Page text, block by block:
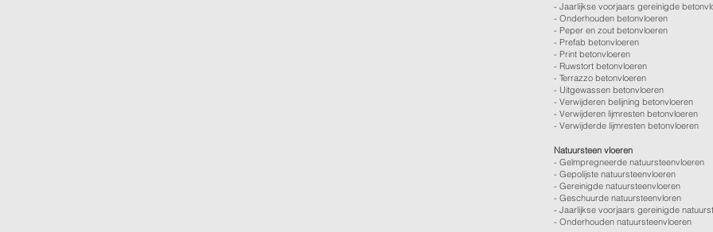
-Jaarlijkse voorjaars gereinigde
-Onderhouden betonvloeren
- Peper en zout betonvloeren
- Prefab betonvloeren
- Print betonvloeren
- Ruwstort betonvloeren
-Terrazzo betonvloeren
- Uitgewassen betonvloeren
-Verwijderen belijning betonvloeren
-Verwijderen lijmresten betonvloeren
- Verwijderde lijmresten betonvloeren
Natuursteen vloeren
- Geïmpregneerde natuursteenvloeren
- Gepolijste natuursteenvloeren
- Gereinigde natuursteenvloeren
- Geschuurde natuursteenvloren
- Jaarlijkse voorjaars gereinigde
- Onderhouden natuursteenvloeren